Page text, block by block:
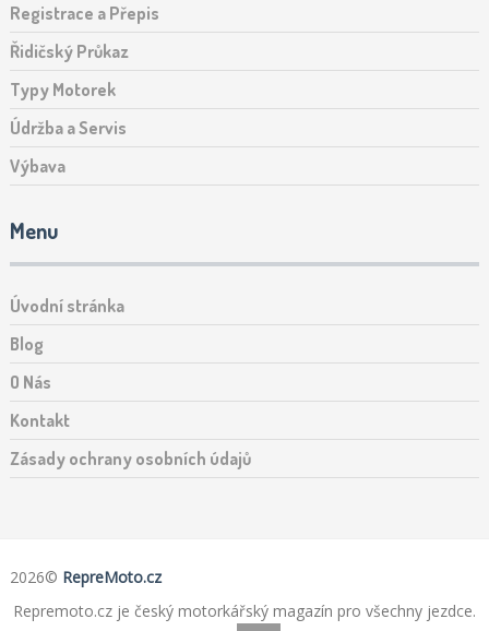
Registrace a Přepis
Řidičský Průkaz
Typy Motorek
Údržba a Servis
Výbava
Menu
Úvodní stránka
Blog
O Nás
Kontakt
Zásady ochrany osobních údajů
2026© RepreMoto.cz
Repremoto.cz je český motorkářský magazín pro všechny jezdce.